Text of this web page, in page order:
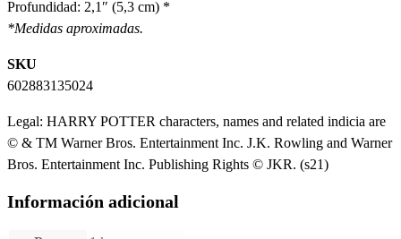
Profundidad: 2,1″ (5,3 cm) *
*Medidas aproximadas.
SKU
602883135024
Legal: HARRY POTTER characters, names and related indicia are
© & TM Warner Bros. Entertainment Inc. J.K. Rowling and Warner
Bros. Entertainment Inc. Publishing Rights © JKR. (s21)
Información adicional